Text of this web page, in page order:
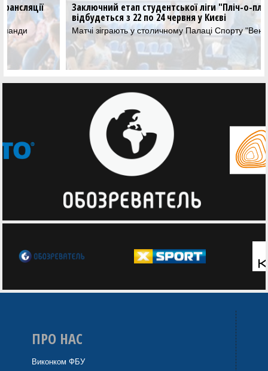
Заключний етап студентської ліги "Пліч-о-пліч"
відбудеться з 22 по 24 червня у Києві
Матчі зіграють у столичному Палаці Спорту "Венето"
ПРО НАС
Виконком ФБУ